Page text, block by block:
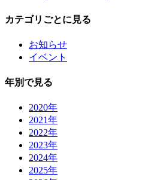
カテゴリごとに見る
お知らせ
イベント
年別で見る
2020年
2021年
2022年
2023年
2024年
2025年